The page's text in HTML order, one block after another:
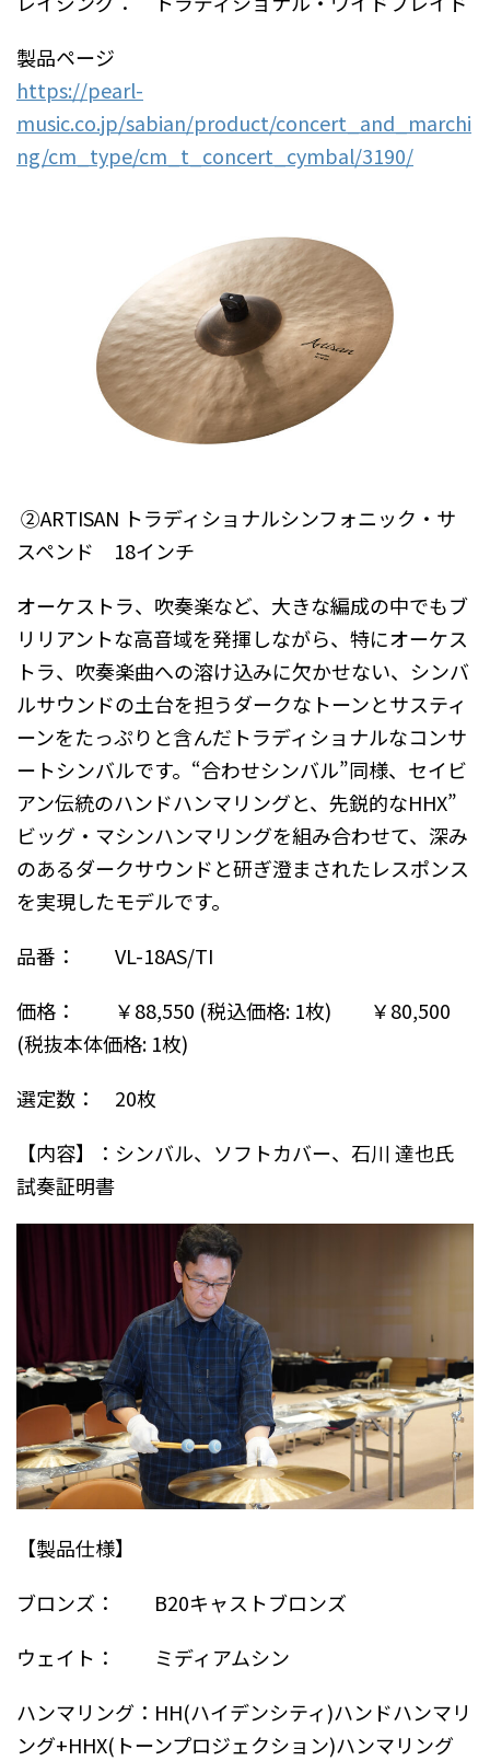
製品ページ
https://pearl-
music.co.jp/sabian/product/concert_and_marchi
ng/cm_type/cm_t_concert_cymbal/3190/
②ARTISAN トラディショナルシンフォニック・サ
スペンド 18インチ
オーケストラ、吹奏楽など、大きな編成の中でもブ
リリアントな高音域を発揮しながら、特にオーケス
トラ、吹奏楽曲への溶け込みに欠かせない、シンバ
ルサウンドの土台を担うダークなトーンとサスティ
ーンをたっぷりと含んだトラディショナルなコンサ
ートシンバルです。“合わせシンバル”同様、セイビ
アン伝統のハンドハンマリングと、先鋭的なHHX”
ビッグ・マシンハンマリングを組み合わせて、深み
のあるダークサウンドと研ぎ澄まされたレスポンス
を実現したモデルです。
品番： VL-18AS/TI
価格： ￥88,550 (税込価格: 1枚) ￥80,500
(税抜本体価格: 1枚)
選定数： 20枚
【内容】：シンバル、ソフトカバー、石川 達也氏
試奏証明書
【製品仕様】
ブロンズ： B20キャストブロンズ
ウェイト： ミディアムシン
ハンマリング：HH(ハイデンシティ)ハンドハンマリ
ング+HHX(トーンプロジェクション)ハンマリング